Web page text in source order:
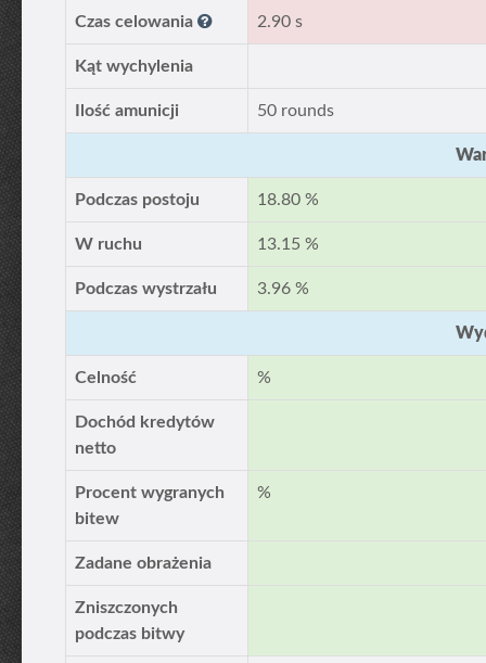
Czas celowania 2.90 s
Kąt wychylenia
Ilość amunicji 50 rounds
Podczas postoju 18.80 %
W ruchu 13.15 %
Podczas wystrzału 3.96 %
Celność %
Dochód kredytów
netto
Procent wygranych
bitew
%
Zadane obrażenia
Zniszczonych
podczas bitwy